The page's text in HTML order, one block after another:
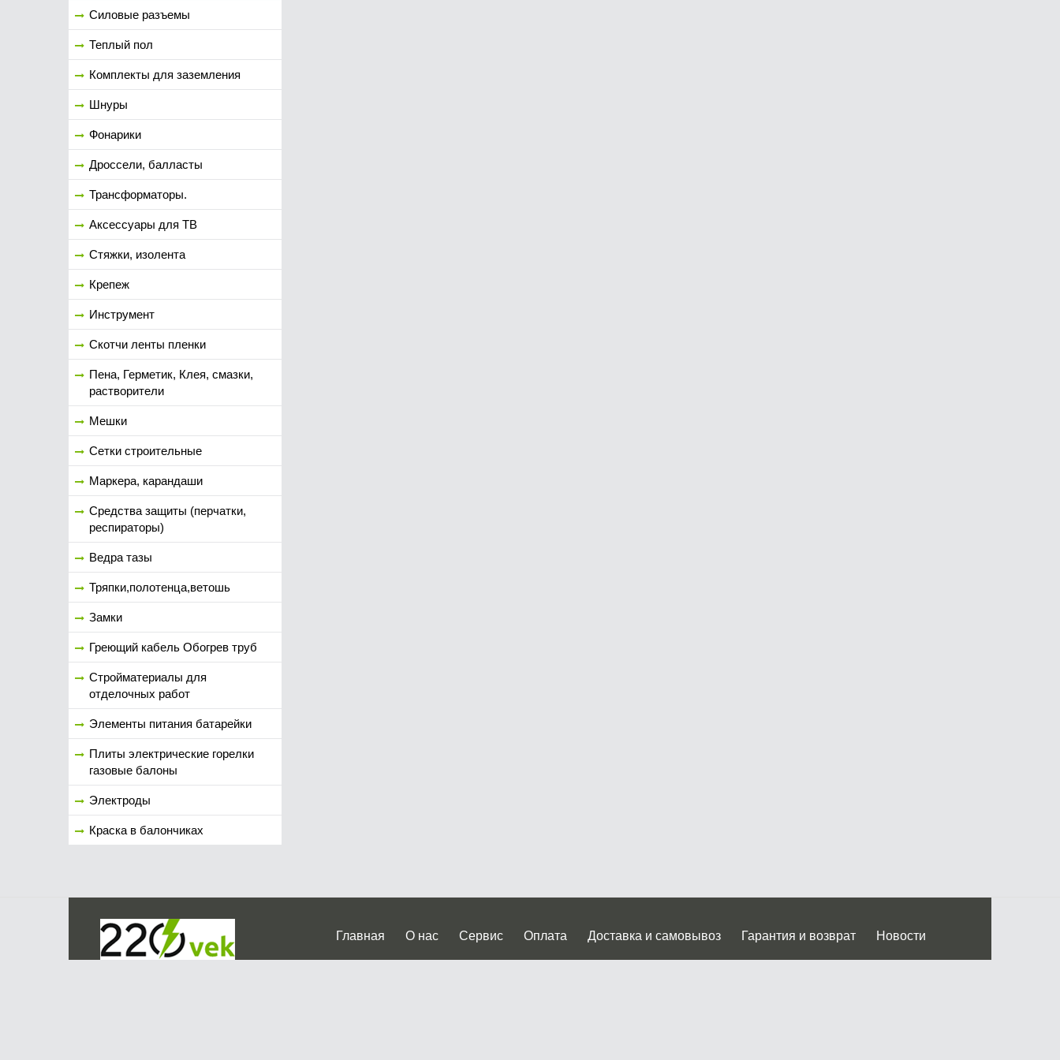
Силовые разъемы
Теплый пол
Комплекты для заземления
Шнуры
Фонарики
Дроссели, балласты
Трансформаторы.
Аксессуары для ТВ
Стяжки, изолента
Крепеж
Инструмент
Скотчи ленты пленки
Пена, Герметик, Клея, смазки,
растворители
Мешки
Сетки строительные
Маркера, карандаши
Средства защиты (перчатки,
респираторы)
Ведра тазы
Тряпки,полотенца,ветошь
Замки
Греющий кабель Обогрев труб
Стройматериалы для
отделочных работ
Элементы питания батарейки
Плиты электрические горелки
газовые балоны
Электроды
Краска в балончиках
Главная О нас Сервис Оплата Доставка и самовывоз Гарантия и возврат Новости